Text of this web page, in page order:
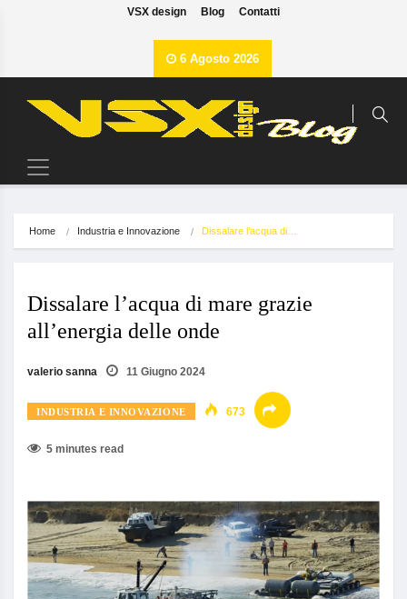
VSX design Blog Contatti
6 Agosto 2026
Home Industria e Innovazione Dissalare l’acqua di…
Dissalare l’acqua di mare grazie
all’energia delle onde
valerio sanna 11 Giugno 2024
INDUSTRIA E INNOVAZIONE 673
5 minutes read